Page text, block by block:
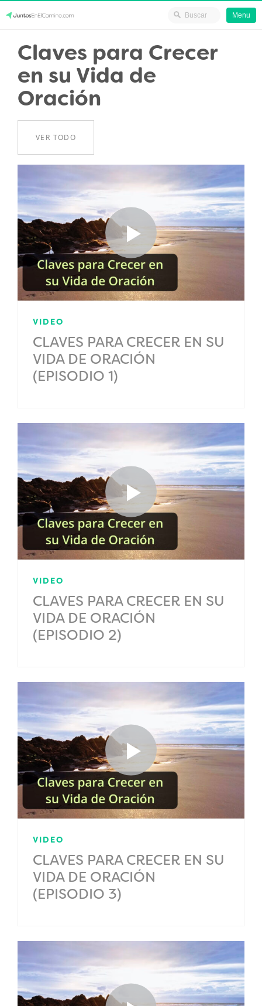
content
JuntosEnElCamino.com
Menu
Claves para Crecer
en su Vida de
Oración
VER TODO
VIDEO
CLAVES PARA CRECER EN SU
VIDA DE ORACIÓN
(EPISODIO 1)
VIDEO
CLAVES PARA CRECER EN SU
VIDA DE ORACIÓN
(EPISODIO 2)
VIDEO
CLAVES PARA CRECER EN SU
VIDA DE ORACIÓN
(EPISODIO 3)